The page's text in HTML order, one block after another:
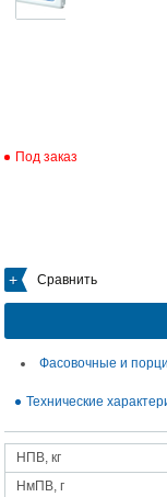
Под заказ
Сравнить
Фасовочные и
Технические
НПВ, кг
НмПВ, г